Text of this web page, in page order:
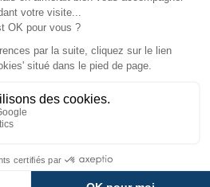
Sécurisés
Plusieurs fois